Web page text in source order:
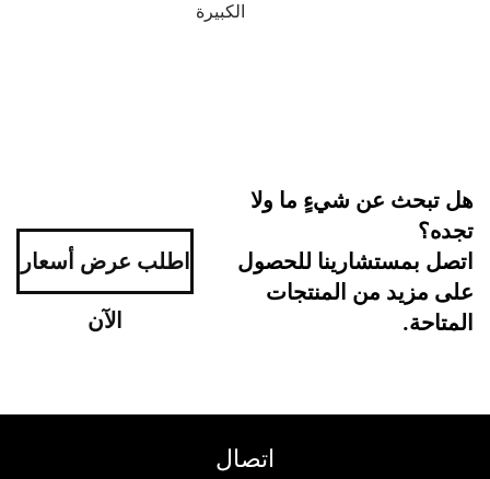
عن شيءٍ ما ولا
للحصول
من المنتجات
اطلب عرض أسعار